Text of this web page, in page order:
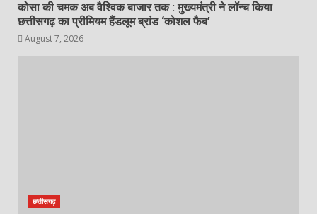
कोसा की चमक अब वैश्विक बाजार तक : मुख्यमंत्री ने लॉन्च किया
छत्तीसगढ़ का प्रीमियम हैंडलूम ब्रांड ‘कोशल फैब’
August 7, 2026
छत्तीसगढ़